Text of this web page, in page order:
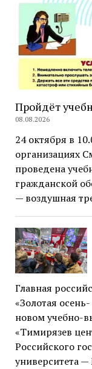
Пройдёт
08.08.2026
24 октября в
организациях
проведена
гражданской
— воздушная
Главная
«Золотая
новом учебно-
«Тимирязев
Российского
университета